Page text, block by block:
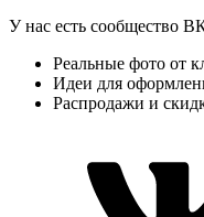
У нас есть сообщество
Реальные фото от
Идеи для
Распродажи и